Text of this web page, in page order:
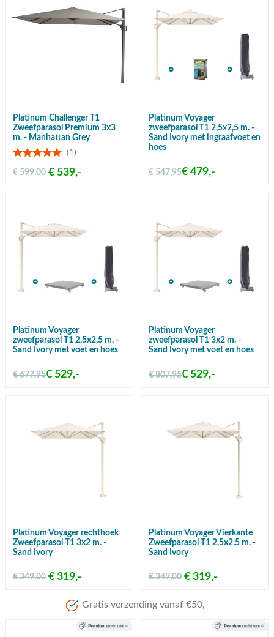
Platinum Challenger T1
Zweefparasol Premium 3x3
m. - Manhattan Grey
(1)
€ 539,-
€ 599,00
Platinum Voyager
zweefparasol T1 2,5x2,5 m. -
Sand Ivory met ingraafvoet en
hoes
€ 547,95€ 479,-
Platinum Voyager
zweefparasol T1 2,5x2,5 m. -
Sand Ivory met voet en hoes
€ 677,95€ 529,-
Platinum Voyager
zweefparasol T1 3x2 m. -
Sand Ivory met voet en hoes
€ 807,95€ 529,-
Platinum Voyager rechthoek
Zweefparasol T1 3x2 m. -
Sand Ivory
€ 319,-
€ 349,00
Platinum Voyager Vierkante
Zweefparasol T1 2,5x2,5 m. -
Sand Ivory
€ 319,-
€ 349,00
Meer dan 80 jaar ervaring